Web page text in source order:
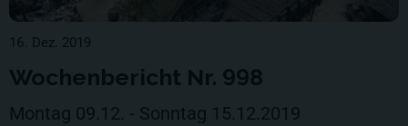
16. Dez. 2019
Wochenbericht Nr. 998
Montag 09.12. - Sonntag 15.12.2019